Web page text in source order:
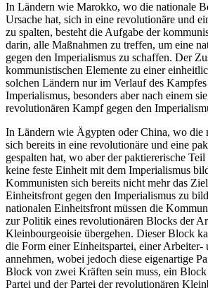
In Ländern wie Marokko, wo die nationale
Ursache hat, sich in eine revolutionäre und
zu spalten, besteht die Aufgabe der
darin, alle Maßnahmen zu treffen, um eine
gegen den Imperialismus zu schaffen. Der
kommunistischen Elemente zu einer
solchen Ländern nur im Verlauf des Kampfes
Imperialismus, besonders aber nach einem
revolutionären Kampf gegen den
In Ländern wie Ägypten oder China, wo die
sich bereits in eine revolutionäre und eine
gespalten hat, wo aber der paktiererische
keine feste Einheit mit dem Imperialismus
Kommunisten sich bereits nicht mehr das
Einheitsfront gegen den Imperialismus zu
nationalen Einheitsfront müssen die
zur Politik eines revolutionären Blocks der
Kleinbourgeoisie übergehen. Dieser Block
die Form einer Einheitspartei, einer Arbeiter-
annehmen, wobei jedoch diese eigenartige
Block von zwei Kräften sein muss, ein
Partei und der Partei der revolutionären